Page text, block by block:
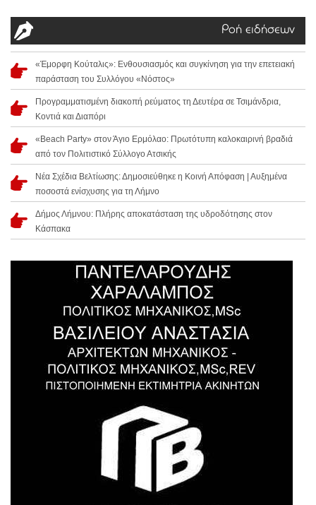
Ροή ειδήσεων
«Έμορφη Κούταλις»: Ενθουσιασμός και συγκίνηση για την επετειακή
παράσταση του Συλλόγου «Νόστος»
Προγραμματισμένη διακοπή ρεύματος τη Δευτέρα σε Τσιμάνδρια,
Κοντιά και Διαπόρι
«Beach Party» στον Άγιο Ερμόλαο: Πρωτότυπη καλοκαιρινή βραδιά
από τον Πολιτιστικό Σύλλογο Ατσικής
Νέα Σχέδια Βελτίωσης: Δημοσιεύθηκε η Κοινή Απόφαση | Αυξημένα
ποσοστά ενίσχυσης για τη Λήμνο
Δήμος Λήμνου: Πλήρης αποκατάσταση της υδροδότησης στον
Κάσπακα